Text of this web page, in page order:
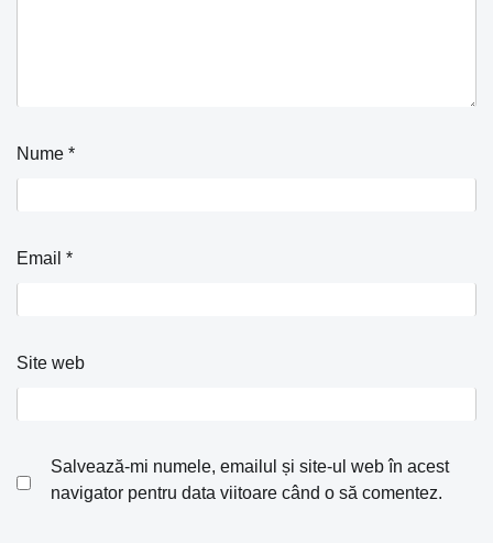
Nume *
Email *
Site web
Salvează-mi numele, emailul și site-ul web în acest
navigator pentru data viitoare când o să comentez.